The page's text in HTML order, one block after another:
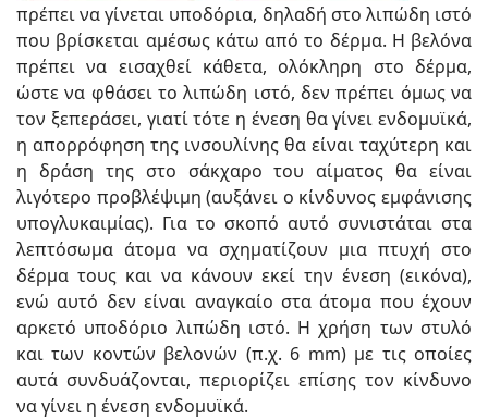
πρέπει να γίνεται υποδόρια, δηλαδή στο λιπώδη ιστό
που βρίσκεται αμέσως κάτω από το δέρμα. Η βελόνα
πρέπει να εισαχθεί κάθετα, ολόκληρη στο δέρμα,
ώστε να φθάσει το λιπώδη ιστό, δεν πρέπει όμως να
τον ξεπεράσει, γιατί τότε η ένεση θα γίνει ενδομυϊκά,
η απορρόφηση της ινσουλίνης θα είναι ταχύτερη και
η δράση της στο σάκχαρο του αίματος θα είναι
λιγότερο προβλέψιμη (αυξάνει ο κίνδυνος εμφάνισης
υπογλυκαιμίας). Για το σκοπό αυτό συνιστάται στα
λεπτόσωμα άτομα να σχηματίζουν μια πτυχή στο
δέρμα τους και να κάνουν εκεί την ένεση (εικόνα),
ενώ αυτό δεν είναι αναγκαίο στα άτομα που έχουν
αρκετό υποδόριο λιπώδη ιστό. Η χρήση των στυλό
και των κοντών βελονών (π.χ. 6 mm) με τις οποίες
αυτά συνδυάζονται, περιορίζει επίσης τον κίνδυνο
να γίνει η ένεση ενδομυϊκά.